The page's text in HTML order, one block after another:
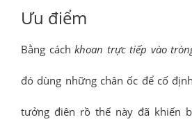
Ưu điểm
Bằng cáchkhoan trực tiếp vào
đó dùng những chân ốc để cố
tưởng điên rồ thế này đã khiến